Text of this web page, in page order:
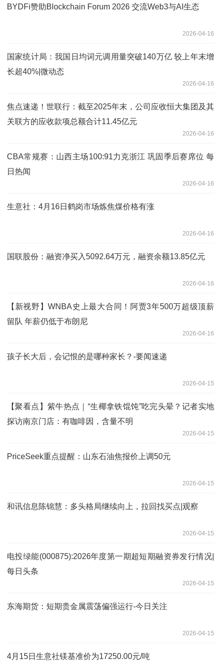
BYDFi赞助Blockchain Forum 2026 交流Web3与AI生态
2026-04-16
国家统计局：我国日均词元调用量突破140万亿 较上年末增
长超40%|微动态
2026-04-16
焦点速递！世联行：截至2025年末，公司应收恒大集团及其
关联方的应收款项总额合计11.45亿元
2026-04-16
CBA常规赛：山西主场100:91力克浙江 巩固季后赛席位 每
日热闻
2026-04-16
生意社：4月16日鹤岗市场炼焦煤价格有涨
2026-04-16
国联股份：融资净买入5092.64万元，融资余额13.85亿元
2026-04-16
【新视野】WNBA史上最大合同！阿贾3年500万超级顶薪
留队 年薪仍低于布朗尼
2026-04-16
孩子长大后，会记恨的是哪种家长？-要闻速递
2026-04-15
【聚看点】紫牛热点｜“生椰拿铁馄饨”吃完头晕？记者实地
探访南京门店：有咖啡因，含量不明
2026-04-15
PriceSeek重点提醒：山东石油焦报价上调50元
2026-04-15
和讯信息陈锦慧：多头格局继续向上，拉回找买点|观察
2026-04-15
电投绿能(000875):2026年度第一期超短期融资券发行情况|
每日头条
2026-04-15
东海期货：短期贵金属震荡偏强运行-今日关注
2026-04-15
4月15日生意社镁基准价为17250.00元/吨